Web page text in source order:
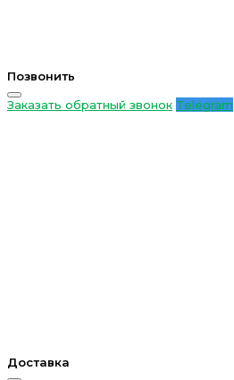
Позвонить
Заказать обратный звонок Telegram
Доставка